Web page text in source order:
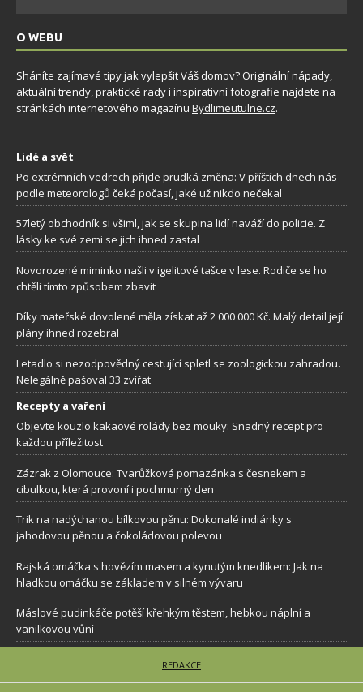
O WEBU
Sháníte zajímavé tipy jak vylepšit Váš domov? Originální nápady,
aktuální trendy, praktické rady i inspirativní fotografie najdete na
stránkách internetového magazínu Bydlimeutulne.cz.
Lidé a svět
Po extrémních vedrech přijde prudká změna: V příštích dnech nás
podle meteorologů čeká počasí, jaké už nikdo nečekal
57letý obchodník si všiml, jak se skupina lidí naváží do policie. Z
lásky ke své zemi se jich ihned zastal
Novorozené miminko našli v igelitové tašce v lese. Rodiče se ho
chtěli tímto způsobem zbavit
Díky mateřské dovolené měla získat až 2 000 000 Kč. Malý detail její
plány ihned rozebral
Letadlo si nezodpovědný cestující spletl se zoologickou zahradou.
Nelegálně pašoval 33 zvířat
Recepty a vaření
Objevte kouzlo kakaové rolády bez mouky: Snadný recept pro
každou příležitost
Zázrak z Olomouce: Tvarůžková pomazánka s česnekem a
cibulkou, která provoní i pochmurný den
Trik na nadýchanou bílkovou pěnu: Dokonalé indiánky s
jahodovou pěnou a čokoládovou polevou
Rajská omáčka s hovězím masem a kynutým knedlíkem: Jak na
hladkou omáčku se základem v silném vývaru
Máslové pudinkáče potěší křehkým těstem, hebkou náplní a
vanilkovou vůní
REDAKCE